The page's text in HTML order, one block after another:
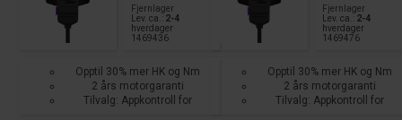
Fjernlager
Lev. ca.:
2-4
hverdager
1469436
Opptil 30% mer HK og Nm
2 års motorgaranti
Tilvalg: Appkontroll for
Fjernlager
Lev. ca.: 2-4
hverdager
1469476
Opptil 30% mer HK og Nm
2 års motorgaranti
Tilvalg: Appkontroll for